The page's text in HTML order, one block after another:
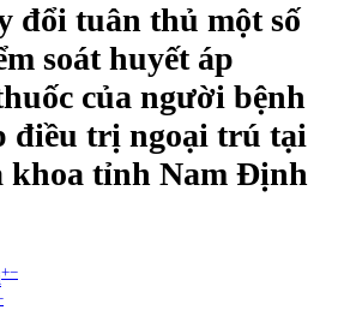
đổi tuân thủ một số
soát huyết áp
của người bệnh
điều trị ngoại trú tại
khoa tỉnh Nam Định
+−